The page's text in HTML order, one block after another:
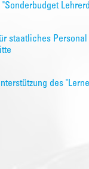
staatliches
des